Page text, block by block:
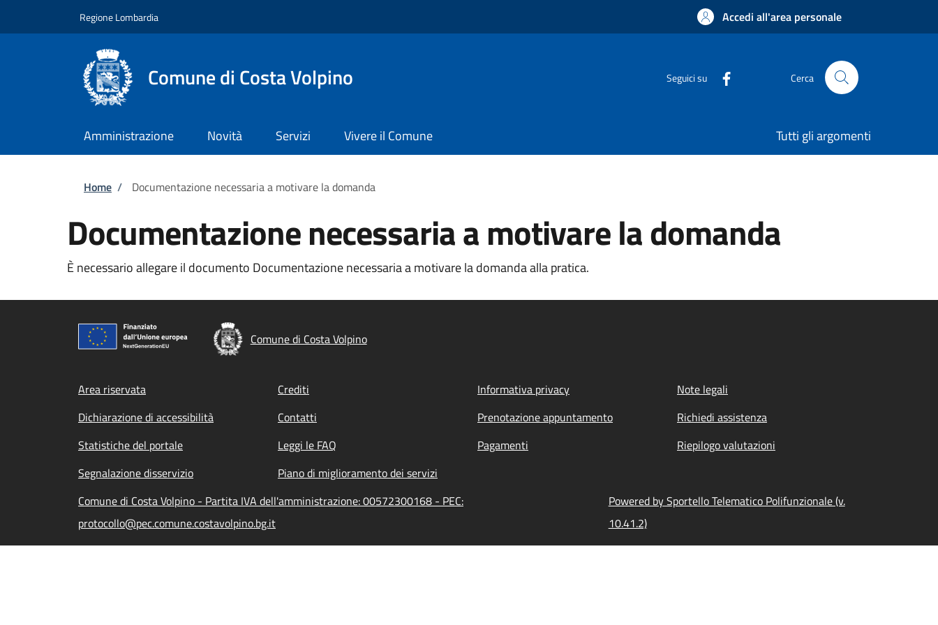
Regione Lombardia Accedi all'area personale
Comune di Costa Volpino Seguici su Cerca
Amministrazione Novità Servizi Vivere il Comune Tutti gli argomenti
Briciole di pane
Home / Documentazione necessaria a motivare la domanda
Documentazione necessaria a motivare la domanda
È necessario allegare il documento Documentazione necessaria a motivare la domanda alla pratica.
Comune di Costa Volpino
Footer menu
Area riservata Crediti Informativa privacy
Note legali
Dichiarazione di accessibilità
Contatti Prenotazione appuntamento
Richiedi assistenza
Statistiche del portale
Leggi le FAQ Pagamenti
Riepilogo valutazioni
Segnalazione disservizio
Piano di miglioramento dei servizi
Comune di Costa Volpino - Partita IVA dell'amministrazione: 00572300168 - PEC:
protocollo@pec.comune.costavolpino.bg.it
Powered by Sportello Telematico Polifunzionale (v.
10.41.2)